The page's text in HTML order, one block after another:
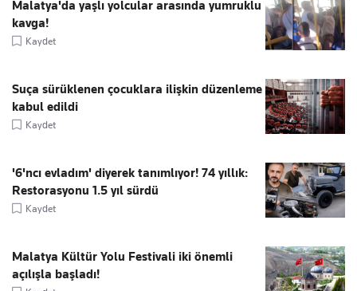
Malatya'da yaşlı yolcular arasında yumruklu
kavga!
Kaydet
Suça sürüklenen çocuklara ilişkin düzenleme
kabul edildi
Kaydet
'6'ncı evladım' diyerek tanımlıyor! 74 yıllık:
Restorasyonu 1.5 yıl sürdü
Kaydet
Malatya Kültür Yolu Festivali iki önemli
açılışla başladı!